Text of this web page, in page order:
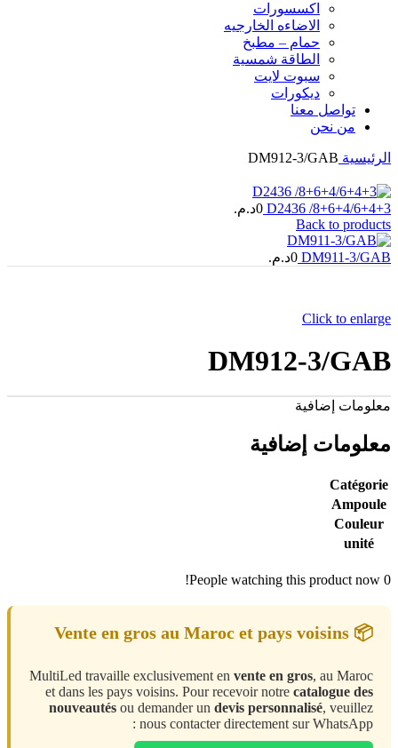
اكسسورات
الاضاءه الخارجیه
حمام – مطبخ
الطاقة شمسية
سبوت لايت
ديكورات
تواصل معنا
من نحن
الرئيسية DM912-3/GAB
D2436 /8+6+4/6+4+3
0د.م.
Back to products
DM911-3/GAB
0د.م.
Click to enlarge
DM912-3/GAB
معلومات إضافية
معلومات إضافية
Catégorie
Ampoule
Couleur
unité
0
People watching this product now!
📦 Vente en gros au Maroc et pays voisins
MultiLed travaille exclusivement en vente en gros, au Maroc
et dans les pays voisins. Pour recevoir notre catalogue des
nouveautés ou demander un devis personnalisé, veuillez
nous contacter directement sur WhatsApp :